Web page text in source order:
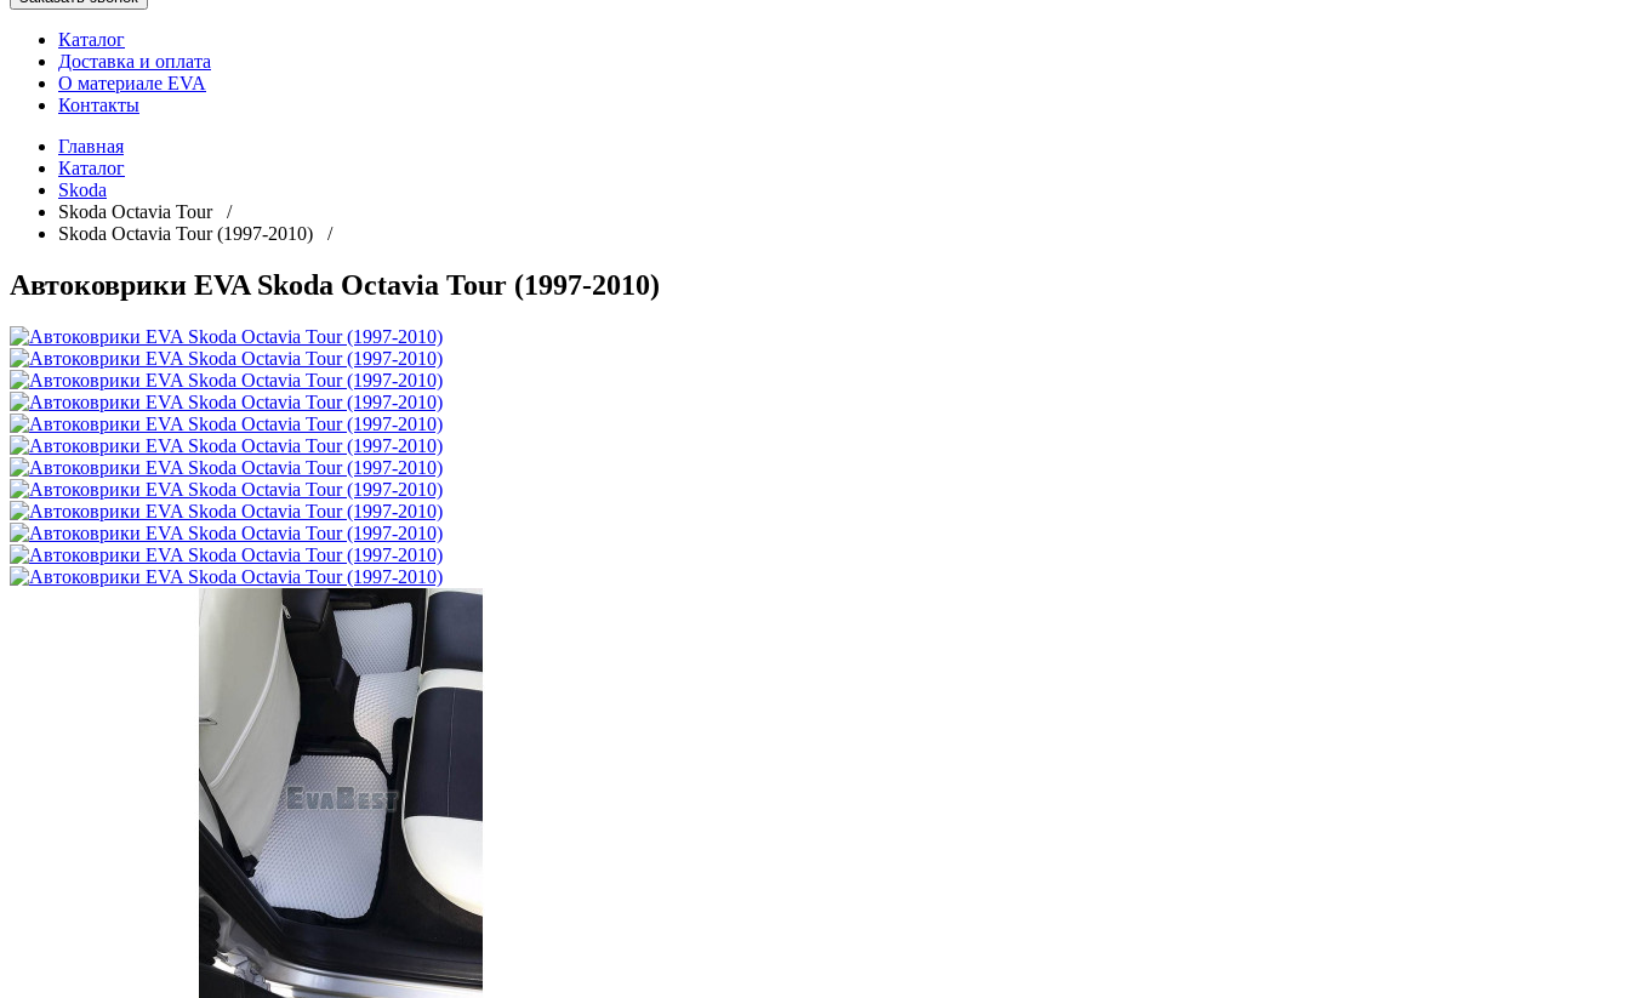
Каталог
Доставка и оплата
О материале EVA
Контакты
Главная
Каталог
Skoda
Skoda Octavia Tour /
Skoda Octavia Tour (1997-2010) /
Автоковрики EVA Skoda Octavia Tour (1997-2010)